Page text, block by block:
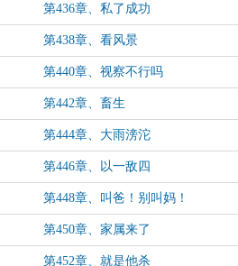
第436章、私了成功
第438章、看风景
第440章、视察不行吗
第442章、畜生
第444章、大雨滂沱
第446章、以一敌四
第448章、叫爸！别叫妈！
第450章、家属来了
第452章、就是他杀